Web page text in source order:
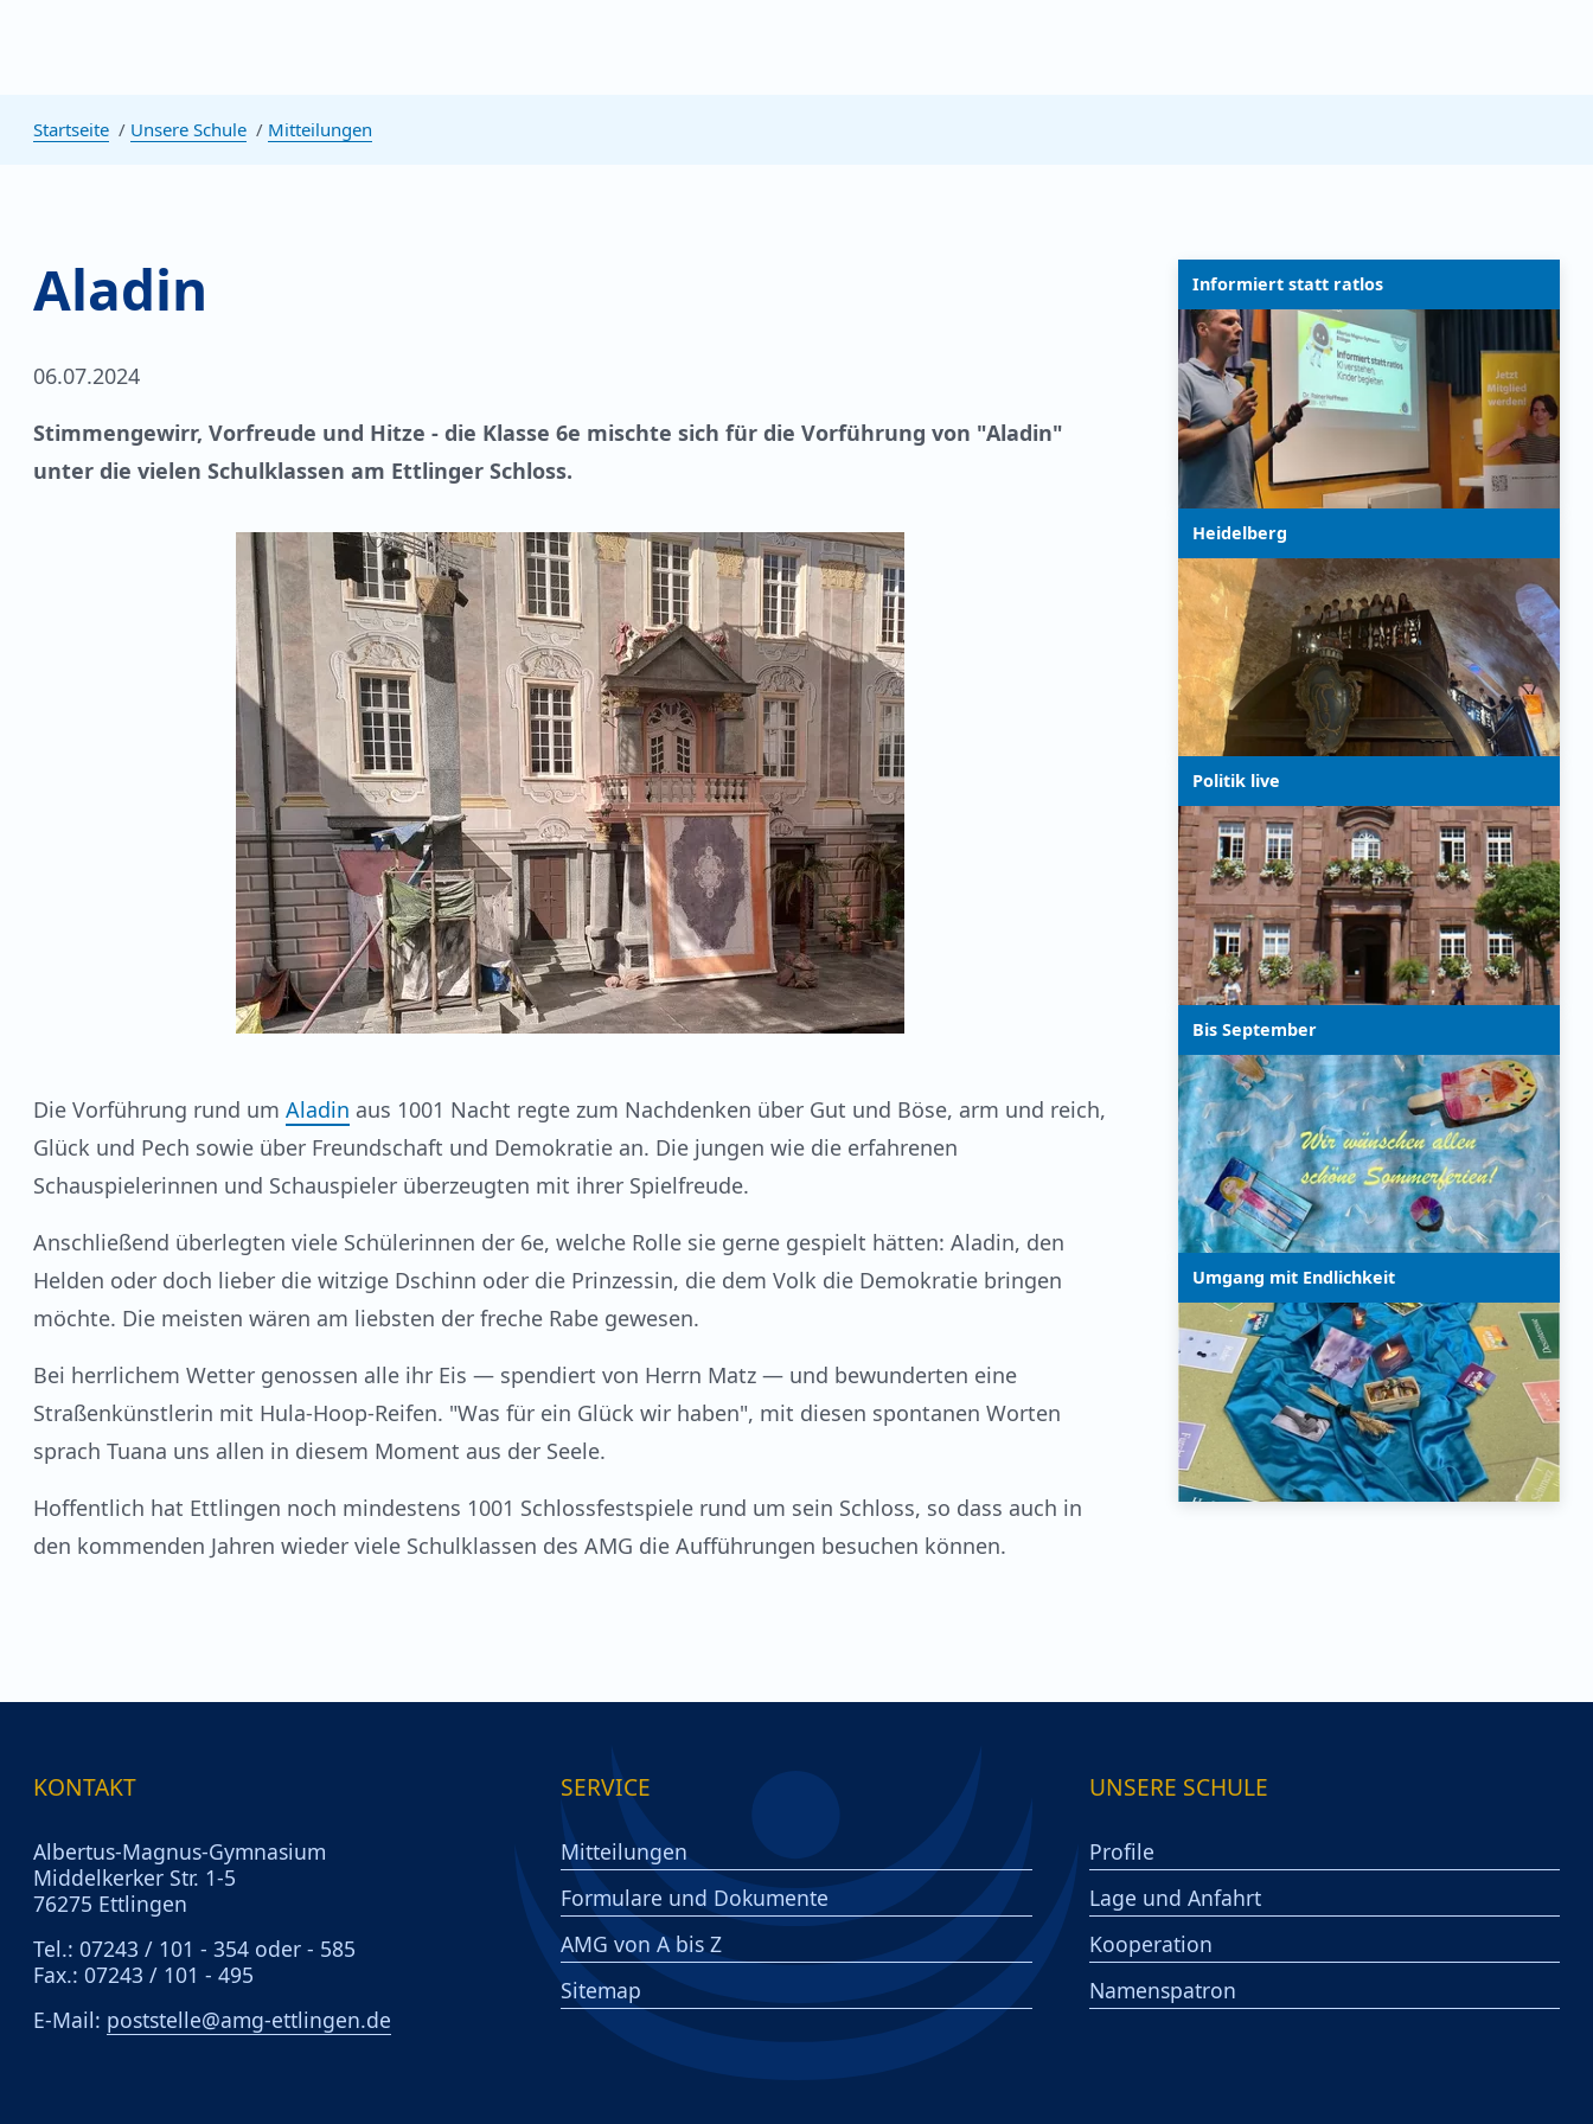
Startseite Unsere Schule Mitteilungen
Aladin
06.07.2024
Stimmengewirr, Vorfreude und Hitze - die Klasse 6e mischte sich für die Vorführung von "Aladin"
unter die vielen Schulklassen am Ettlinger Schloss.
Die Vorführung rund um Aladin aus 1001 Nacht regte zum Nachdenken über Gut und Böse, arm und reich,
Glück und Pech sowie über Freundschaft und Demokratie an. Die jungen wie die erfahrenen
Schauspielerinnen und Schauspieler überzeugten mit ihrer Spielfreude.
Anschließend überlegten viele Schülerinnen der 6e, welche Rolle sie gerne gespielt hätten: Aladin, den
Helden oder doch lieber die witzige Dschinn oder die Prinzessin, die dem Volk die Demokratie bringen
möchte. Die meisten wären am liebsten der freche Rabe gewesen.
Bei herrlichem Wetter genossen alle ihr Eis — spendiert von Herrn Matz — und bewunderten eine
Straßenkünstlerin mit Hula-Hoop-Reifen. "Was für ein Glück wir haben", mit diesen spontanen Worten
sprach Tuana uns allen in diesem Moment aus der Seele.
Hoffentlich hat Ettlingen noch mindestens 1001 Schlossfestspiele rund um sein Schloss, so dass auch in
den kommenden Jahren wieder viele Schulklassen des AMG die Aufführungen besuchen können.
Informiert statt ratlos
Heidelberg
Politik live
Bis September
Umgang mit Endlichkeit
KONTAKT
Albertus-Magnus-Gymnasium
Middelkerker Str. 1-5
76275 Ettlingen
Tel.: 07243 / 101 - 354 oder - 585
Fax.: 07243 / 101 - 495
E-Mail: poststelle@amg-ettlingen.de
SERVICE
Mitteilungen
Formulare und Dokumente
AMG von A bis Z
Sitemap
UNSERE SCHULE
Profile
Lage und Anfahrt
Kooperation
Namenspatron